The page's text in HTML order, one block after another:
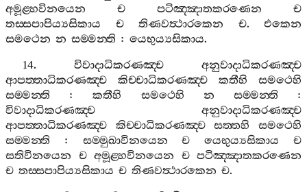
අමූළ‍්හවිනයෙන
ච පටිඤ‍්ඤාතකරණෙන
ච
තස‍්සපාපිය්‍යසිකාය
ච තිණවත්‍ථාරකෙන ච. එකෙන
සමථෙන න සම‍්මන‍්ති : යෙභුය්‍යසිකාය.
14. විවාදාධිකරණඤ‍්ච
අනුවාදාධිකරණඤ‍්ච
ආපත‍්තාධිකරණඤ‍්ච
කිච‍්චාධිකරණඤ‍්ච කතීහි
සමථෙහි
සම‍්මන‍්ති :කතීහි සමථෙහි න සම‍්මන‍්ති :
විවාදාධිකරණඤ‍්ච
අනුවාදාධිකරණඤ‍්ච
ආපත‍්තාධිකරණඤ‍්ච
කිච‍්චාධිකරණඤ‍්ච සත‍්තහි
සමථෙහි
සම‍්මන‍්ති : සම‍්මුඛාවිනයෙන ච යෙභුය්‍යසිකාය
ච
සතිවිනයෙන
ච අමූළ‍්හවිනයෙන ච පටිඤ‍්ඤාතකරණෙන
ච තස‍්සපාපිය්‍යසිකාය ච තිණවත්‍ථාරකෙන ච.